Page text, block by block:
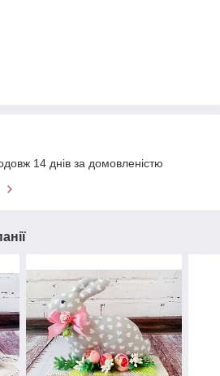
14 днів за домовленістю